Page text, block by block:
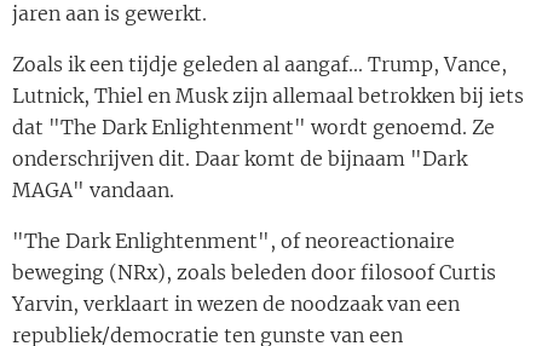
jaren aan is gewerkt.
Zoals ik een tijdje geleden al aangaf... Trump, Vance,
Lutnick, Thiel en Musk zijn allemaal betrokken bij iets
dat "The Dark Enlightenment" wordt genoemd. Ze
onderschrijven dit. Daar komt de bijnaam "Dark
MAGA" vandaan.
"The Dark Enlightenment", of neoreactionaire
beweging (NRx), zoals beleden door filosoof Curtis
Yarvin, verklaart in wezen de noodzaak van een
republiek/democratie ten gunste van een